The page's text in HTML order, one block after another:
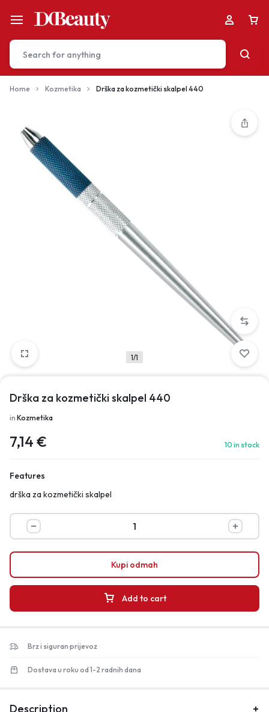
Don't miss out on great deals! Start shopping or
Shop What's New
Sign in
Home Kozmetika Drška za kozmetički skalpel 440
1/1
Drška za kozmetički skalpel 440
in Kozmetika
7,14 € 10 in stock
Features
drška za kozmetički skalpel
Add to cart
Kupi odmah
Brz i siguran prijevoz
Dostava u roku od 1-2 radnih dana
Description